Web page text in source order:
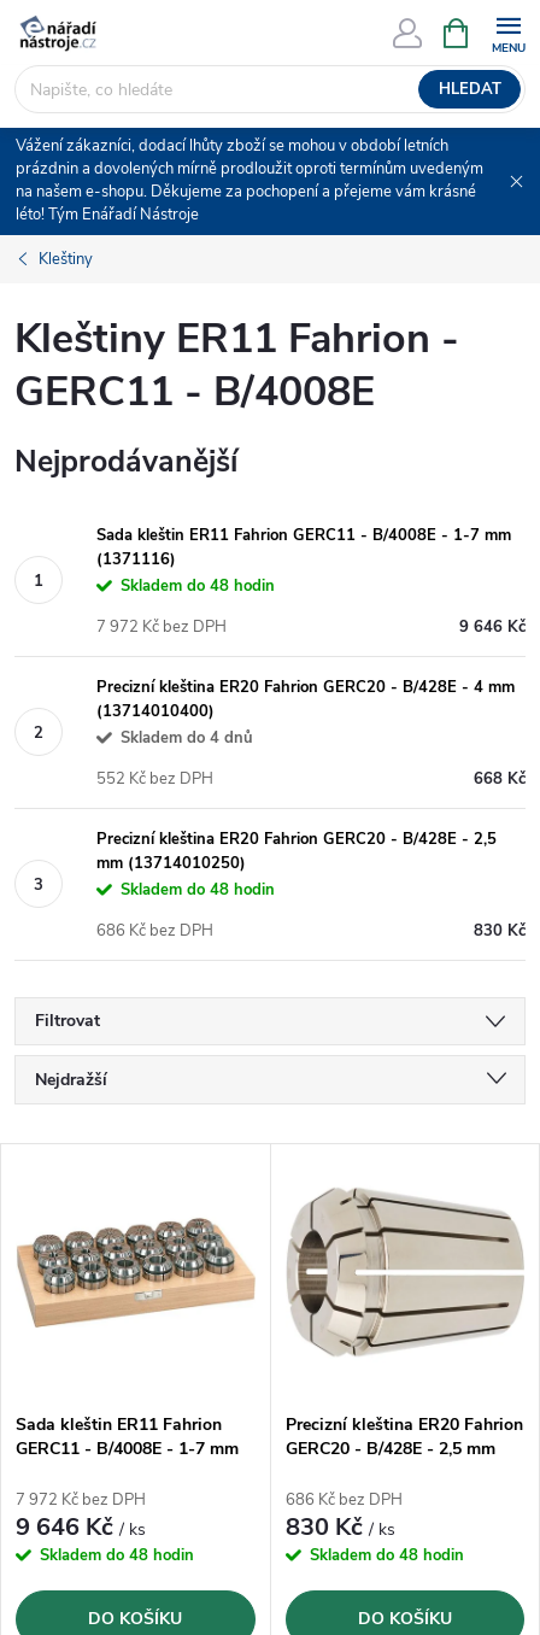
Přejít
obsah
HLEDAT
NÁKUPNÍ
KOŠÍK
Vážení zákazníci, dodací lhůty zboží se mohou v období letních
prázdnin a dovolených mírně prodloužit oproti termínům uvedeným
na našem e-shopu. Děkujeme za pochopení a přejeme vám krásné
léto! Tým Enářadí Nástroje
Kleštiny
Kleštiny ER11 Fahrion -
GERC11 - B/4008E
Nejprodávanější
Sada kleštin ER11 Fahrion GERC11 - B/4008E - 1-7 mm
(1371116)
Skladem do 48 hodin
9 646 Kč
7 972 Kč bez DPH
Precizní kleština ER20 Fahrion GERC20 - B/428E - 4 mm
(13714010400)
Skladem do 4 dnů
668 Kč
552 Kč bez DPH
Precizní kleština ER20 Fahrion GERC20 - B/428E - 2,5
mm (13714010250)
Skladem do 48 hodin
830 Kč
686 Kč bez DPH
Filtrovat
Ř
a
e
n
p
r
o
Nejdražší
Abecedně
ý
p
s
p
r
o
Sada kleštin ER11 Fahrion
GERC11 - B/4008E - 1-7 mm
7 972 Kč bez DPH
9 646 Kč/ ks
Skladem do 48 hodin
DO KOŠÍKU
Precizní kleština ER20 Fahrion
GERC20 - B/428E - 2,5 mm
686 Kč bez DPH
830 Kč/ ks
Skladem do 48 hodin
DO KOŠÍKU